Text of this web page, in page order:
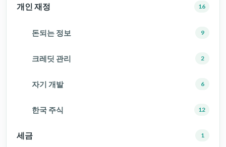
개인 재정 16
돈되는 정보 9
크레딧 관리 2
자기 개발 6
한국 주식 12
세금 1